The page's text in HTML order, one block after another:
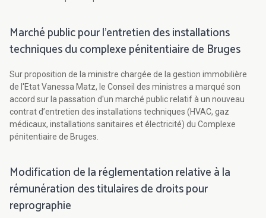
Marché public pour l'entretien des installations
techniques du complexe pénitentiaire de Bruges
Sur proposition de la ministre chargée de la gestion immobilière
de l'Etat Vanessa Matz, le Conseil des ministres a marqué son
accord sur la passation d'un marché public relatif à un nouveau
contrat d’entretien des installations techniques (HVAC, gaz
médicaux, installations sanitaires et électricité) du Complexe
pénitentiaire de Bruges.
Modification de la réglementation relative à la
rémunération des titulaires de droits pour
reprographie